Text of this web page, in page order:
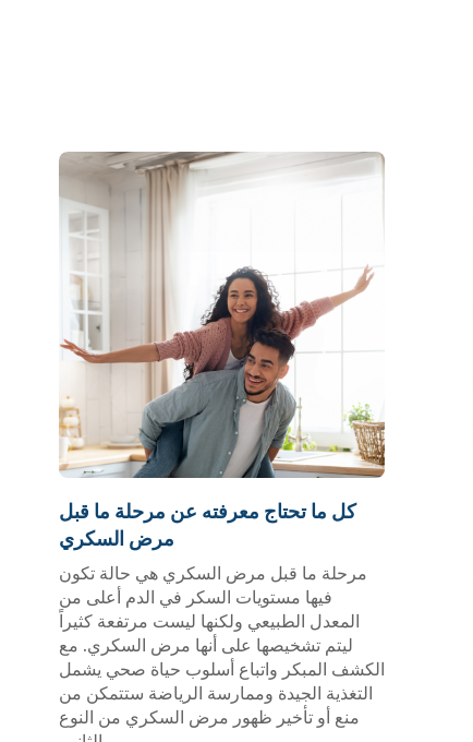
كل ما تحتاج معرفته عن مرحلة ما قبل
مرض السكري
مرحلة ما قبل مرض السكري هي حالة تكون
فيها مستويات السكر في الدم أعلى من
المعدل الطبيعي ولكنها ليست مرتفعة كثيراً
ليتم تشخيصها على أنها مرض السكري. مع
الكشف المبكر واتباع أسلوب حياة صحي يشمل
التغذية الجيدة وممارسة الرياضة ستتمكن من
منع أو تأخير ظهور مرض السكري من النوع